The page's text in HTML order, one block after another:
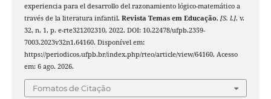
experiencia para el desarrollo del razonamiento lógico-matemático a
través de la literatura infantil. Revista Temas em Educação, [S. l.], v.
32, n. 1, p. e-rte321202310, 2022. DOI: 10.22478/ufpb.2359-
7003.2023v32n1.64160. Disponível em:
https://periodicos.ufpb.br/index.php/rteo/article/view/64160. Acesso
em: 6 ago. 2026.
Fomatos de Citação